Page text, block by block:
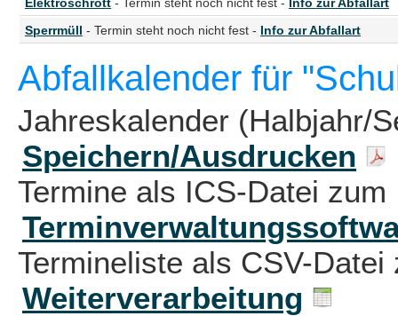
Sperrmüll - Termin steht noch nicht fest - Info zur Abfallart
Abfallkalender für
Jahreskalender (Halbjahr/
Speichern/Ausdrucken
Termine als ICS-Datei zum
Termineliste als CSV-
Weiterverarbeitung